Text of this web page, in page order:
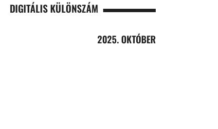
DIGITÁLIS KÜLÖNSZÁM
2025. OKTÓBER